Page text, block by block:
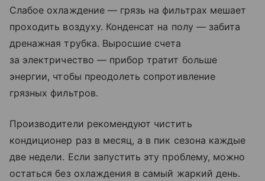
Слабое охлаждение — грязь на фильтрах мешает
проходить воздуху. Конденсат на полу — забита
дренажная трубка. Выросшие счета
за электричество — прибор тратит больше
энергии, чтобы преодолеть сопротивление
грязных фильтров.
Производители рекомендуют чистить
кондиционер раз в месяц, а в пик сезона каждые
две недели. Если запустить эту проблему, можно
остаться без охлаждения в самый жаркий день.